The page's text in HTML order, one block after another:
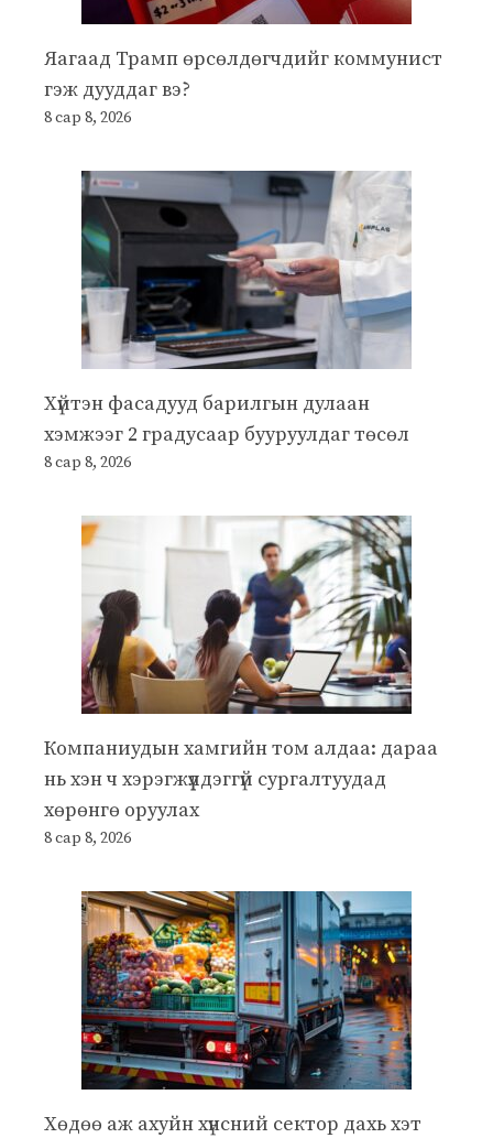
Яагаад Трамп өрсөлдөгчдийг коммунист
гэж дууддаг вэ?
8 сар 8, 2026
Хүйтэн фасадууд барилгын дулаан
хэмжээг 2 градусаар бууруулдаг төсөл
8 сар 8, 2026
Компаниудын хамгийн том алдаа: дараа
нь хэн ч хэрэгжүүлдэггүй сургалтуудад
хөрөнгө оруулах
8 сар 8, 2026
Хөдөө аж ахуйн хүнсний сектор дахь хэт